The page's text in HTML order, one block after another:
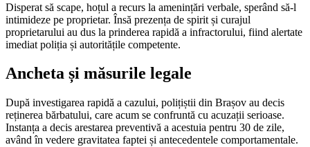
Disperat să scape, hoțul a recurs la amenințări verbale, sperând să-l
intimideze pe proprietar. Însă prezența de spirit și curajul
proprietarului au dus la prinderea rapidă a infractorului, fiind alertate
imediat poliția și autoritățile competente.
Ancheta și măsurile legale
După investigarea rapidă a cazului, polițiștii din Brașov au decis
reținerea bărbatului, care acum se confruntă cu acuzații serioase.
Instanța a decis arestarea preventivă a acestuia pentru 30 de zile,
având în vedere gravitatea faptei și antecedentele comportamentale.